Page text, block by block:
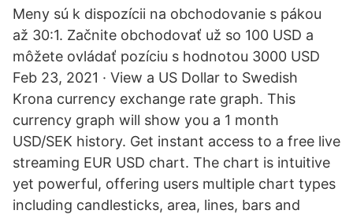
Meny sú k dispozícii na obchodovanie s pákou
až 30:1. Začnite obchodovať už so 100 USD a
môžete ovládať pozíciu s hodnotou 3000 USD
Feb 23, 2021 · View a US Dollar to Swedish
Krona currency exchange rate graph. This
currency graph will show you a 1 month
USD/SEK history. Get instant access to a free live
streaming EUR USD chart. The chart is intuitive
yet powerful, offering users multiple chart types
including candlesticks, area, lines, bars and